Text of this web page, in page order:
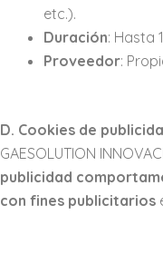
etc.).
Duración: Hasta
Proveedor:
D. Cookies de
GAESOLUTION
publicidad
con fines publicitarios